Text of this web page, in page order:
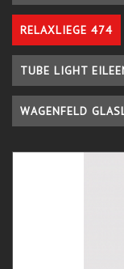
RELAXLIEGE 474
TUBE LIGHT
WAGENFELD